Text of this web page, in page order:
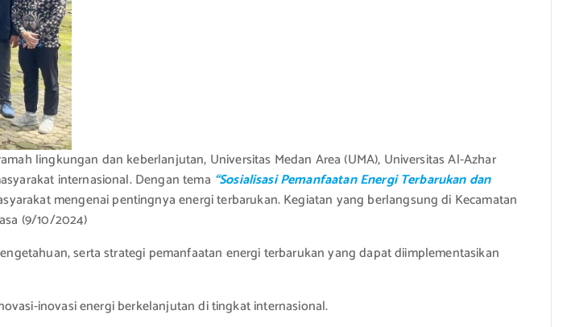
lingkungan dan keberlanjutan, Universitas Medan Area (UMA), Universitas Al-Azhar
internasional. Dengan tema “Sosialisasi Pemanfaatan Energi Terbarukan dan
mengenai pentingnya energi terbarukan. Kegiatan yang berlangsung di Kecamatan
(9/10/2024)
serta strategi pemanfaatan energi terbarukan yang dapat diimplementasikan
inovasi energi berkelanjutan di tingkat internasional.